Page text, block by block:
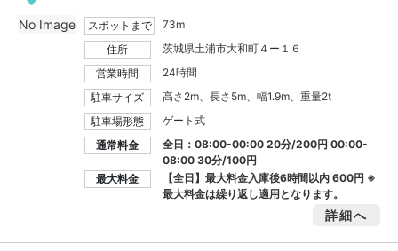
スポットまで
73m
住所
茨城県土浦市大和町４ー１６
営業時間
24時間
駐車サイズ
高さ2m、長さ5m、幅1.9m、重量2t
駐車場形態
ゲート式
通常料金
全日：08:00-00:00 20分/200円 00:00-
08:00 30分/100円
最大料金
【全日】最大料金入庫後6時間以内600円 ※
最大料金は繰り返し適用となります。
詳細へ
No Image